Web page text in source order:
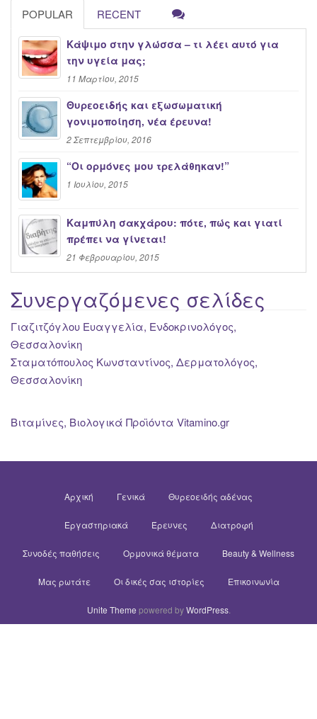
POPULAR RECENT
Κάψιμο στην γλώσσα – τι λέει αυτό για
την υγεία μας;
11 Μαρτίου, 2015
Θυρεοειδής και εξωσωματική
γονιμοποίηση, νέα έρευνα!
2 Σεπτεμβρίου, 2016
“Oι ορμόνες μου τρελάθηκαν!”
1 Ιουλίου, 2015
Καμπύλη σακχάρου: πότε, πώς και γιατί
πρέπει να γίνεται!
21 Φεβρουαρίου, 2015
Συνεργαζόμενες σελίδες
Γιαζιτζόγλου Ευαγγελία, Ενδοκρινολόγος,
Θεσσαλονίκη
Σταματόπουλος Κωνσταντίνος, Δερματολόγος,
Θεσσαλονίκη
Βιταμίνες, Βιολογικά Προϊόντα Vitamino.gr
Αρχική Γενικά Θυρεοειδής αδένας
Εργαστηριακά Έρευνες Διατροφή
Συνοδές παθήσεις Ορμονικά θέματα Beauty & Wellness
Μας ρωτάτε Οι δικές σας ιστορίες Επικοινωνία
Unite Theme powered byWordPress.